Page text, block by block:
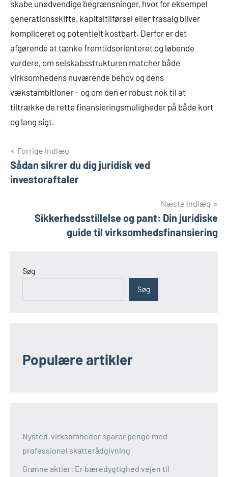
skabe unødvendige begrænsninger, hvor for eksempel
generationsskifte, kapitaltilførsel eller frasalg bliver
kompliceret og potentielt kostbart. Derfor er det
afgørende at tænke fremtidsorienteret og løbende
vurdere, om selskabsstrukturen matcher både
virksomhedens nuværende behov og dens
vækstambitioner – og om den er robust nok til at
tiltrække de rette finansieringsmuligheder på både kort
og lang sigt.
Indlægsnavigation
Forrige indlæg
Sådan sikrer du dig juridisk ved
investoraftaler
Næste indlæg
Sikkerhedsstillelse og pant: Din juridiske
guide til virksomhedsfinansiering
Søg
Søg
Populære artikler
Nysted-virksomheder sparer penge med
professionel skatterådgivning
Grønne aktier: Er bæredygtighed vejen til